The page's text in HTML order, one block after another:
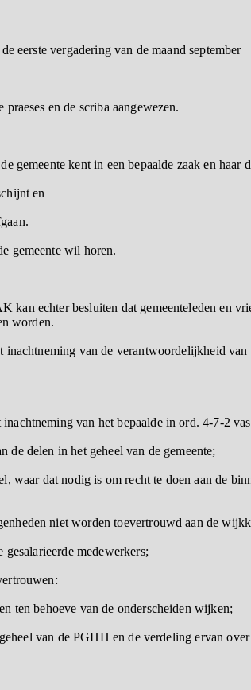
eerste vergadering van de maand september
en de scriba aangewezen.
gemeente kent in een bepaalde zaak en haar
en
gemeente wil horen.
echter besluiten dat gemeenteleden en
worden.
van de verantwoordelijkheid
van het bepaalde in ord. 4-7-2
de delen in het geheel van de gemeente;
waar dat nodig is om recht te doen aan de
niet worden toevertrouwd aan de
medewerkers;
ten behoeve van de onderscheiden wijken;
van de PGHH en de verdeling ervan